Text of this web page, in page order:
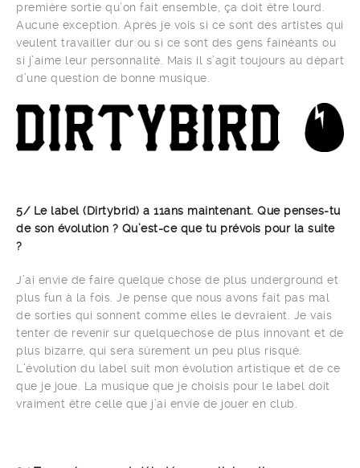
première sortie qu’on fait ensemble, ça doit être lourd.
Aucune exception. Après je vois si ce sont des artistes qui
veulent travailler dur ou si ce sont des gens fainéants ou
si j’aime leur personnalité. Mais il s’agit toujours au départ
d’une question de bonne musique.
5/ Le label (Dirtybrid) a 11ans maintenant. Que penses-tu
de son évolution ? Qu’est-ce que tu prévois pour la suite
?
J’ai envie de faire quelque chose de plus underground et
plus fun à la fois. Je pense que nous avons fait pas mal
de sorties qui sonnent comme elles le devraient. Je vais
tenter de revenir sur quelquechose de plus innovant et de
plus bizarre, qui sera sûrement un peu plus risqué.
L’évolution du label suit mon évolution artistique et de ce
que je joue. La musique que je choisis pour le label doit
vraiment être celle que j’ai envie de jouer en club.